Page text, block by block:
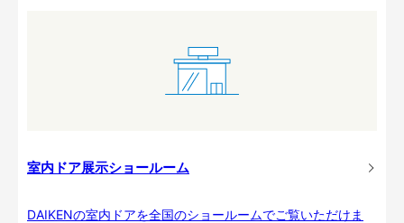
室内ドア展示ショールーム
DAIKENの室内ドアを全国のショールームでご覧いただけま